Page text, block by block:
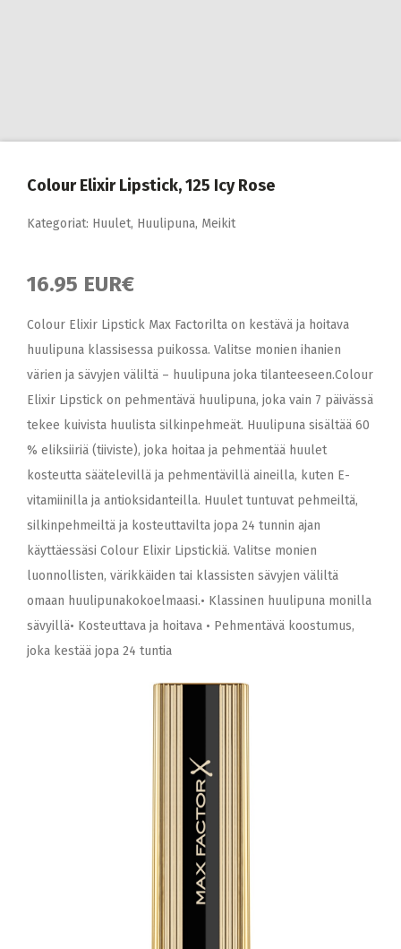
Colour Elixir Lipstick, 125 Icy Rose
Kategoriat: Huulet, Huulipuna, Meikit
16.95 EUR€
Colour Elixir Lipstick Max Factorilta on kestävä ja hoitava
huulipuna klassisessa puikossa. Valitse monien ihanien
värien ja sävyjen väliltä – huulipuna joka tilanteeseen.Colour
Elixir Lipstick on pehmentävä huulipuna, joka vain 7 päivässä
tekee kuivista huulista silkinpehmeät. Huulipuna sisältää 60
% eliksiiriä (tiiviste), joka hoitaa ja pehmentää huulet
kosteutta säätelevillä ja pehmentävillä aineilla, kuten E-
vitamiinilla ja antioksidanteilla. Huulet tuntuvat pehmeiltä,
silkinpehmeiltä ja kosteuttavilta jopa 24 tunnin ajan
käyttäessäsi Colour Elixir Lipstickiä. Valitse monien
luonnollisten, värikkäiden tai klassisten sävyjen väliltä
omaan huulipunakokoelmaasi.• Klassinen huulipuna monilla
sävyillä• Kosteuttava ja hoitava • Pehmentävä koostumus,
joka kestää jopa 24 tuntia